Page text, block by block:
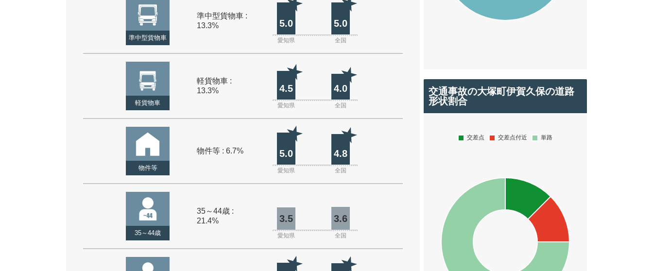
準中型貨物車
準中型貨物車 :
13.3%
5.0 5.0
愛知県 全国
軽貨物車
軽貨物車 :
13.3%
4.5 4.0
愛知県 全国
物件等
物件等 : 6.7% 5.0 4.8
愛知県 全国
35～44歳
35～44歳 :
21.4%
3.5 3.6
愛知県 全国
交通事故の大塚町伊賀久保の道路
形状割合